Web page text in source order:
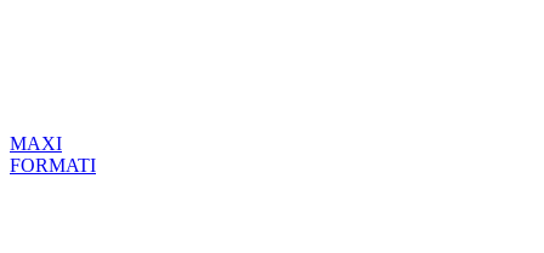
MAXI
FORMATI